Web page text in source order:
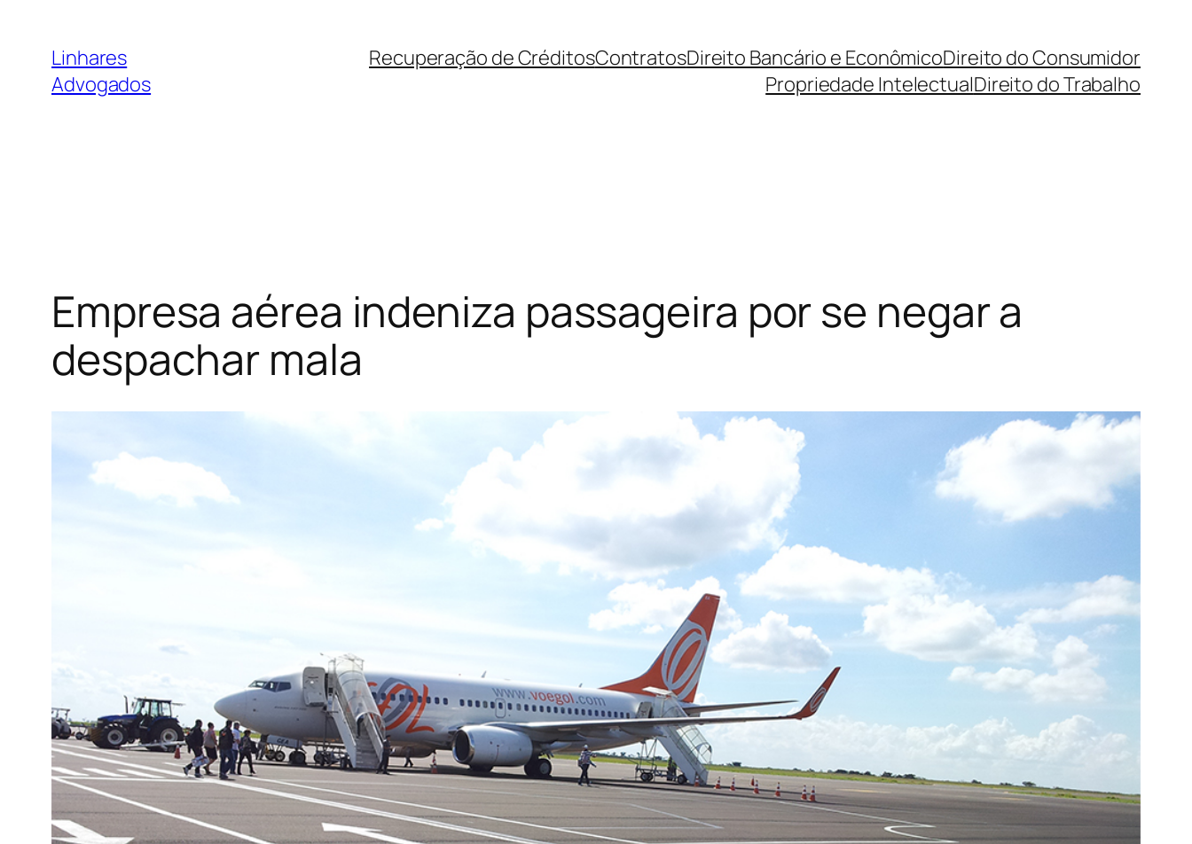
conteúdo
Linhares
Advogados
Recuperação de CréditosContratosDireito Bancário e EconômicoDireito do Consumidor
Propriedade IntelectualDireito do Trabalho
Empresa aérea indeniza passageira por se negar a
despachar mala